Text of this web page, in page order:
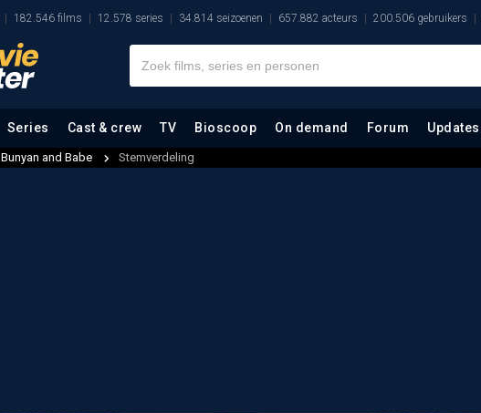
182.546 films 12.578 series 34.814 seizoenen 657.882 acteurs 200.506 gebruikers
Series Cast & crew TV Bioscoop On demand Forum Updates
Bunyan and Babe Stemverdeling